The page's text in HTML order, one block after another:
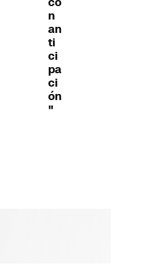
n
an
ti
ci
pa
ci
ón
"